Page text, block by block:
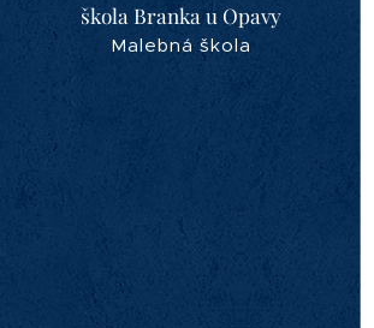
škola Branka u Opavy
Malebná škola